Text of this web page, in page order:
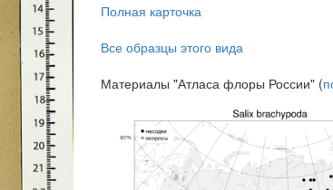
Полная карточка
Все образцы этого вида
Материалы "Атласа флоры России" (